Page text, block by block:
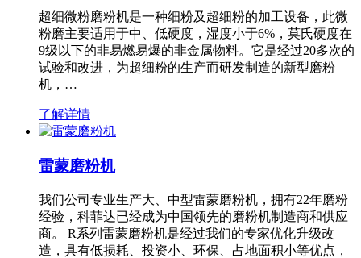
超细微粉磨粉机是一种细粉及超细粉的加工设备，此微
粉磨主要适用于中、低硬度，湿度小于6%，莫氏硬度在
9级以下的非易燃易爆的非金属物料。它是经过20多次的
试验和改进，为超细粉的生产而研发制造的新型磨粉
机，…
了解详情
雷蒙磨粉机
我们公司专业生产大、中型雷蒙磨粉机，拥有22年磨粉
经验，科菲达已经成为中国领先的磨粉机制造商和供应
商。 R系列雷蒙磨粉机是经过我们的专家优化升级改
造，具有低损耗、投资小、环保、占地面积小等优点，